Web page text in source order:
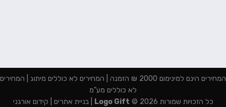
המחירים הינם למינימום 2000 ₪ הזמנה | המחירים לא כוללים מיתוג | המחירים
לא כוללים מע"מ
כל הזכויות שמורות 2026 ©
Logo Gift
|בניית אתרים קידום אורגני